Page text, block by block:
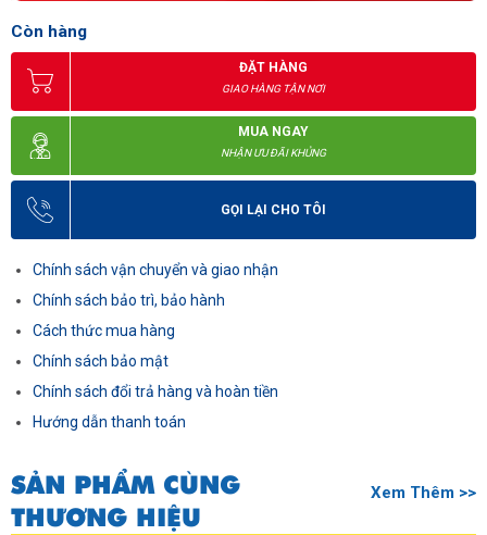
Còn hàng
ĐẶT HÀNG
GIAO HÀNG TẬN NƠI
MUA NGAY
NHẬN ƯU ĐÃI KHỦNG
GỌI LẠI CHO TÔI
Chính sách vận chuyển và giao nhận
Chính sách bảo trì, bảo hành
Cách thức mua hàng
Chính sách bảo mật
Chính sách đổi trả hàng và hoàn tiền
Hướng dẫn thanh toán
SẢN PHẨM CÙNG
THƯƠNG HIỆU
Xem Thêm >>